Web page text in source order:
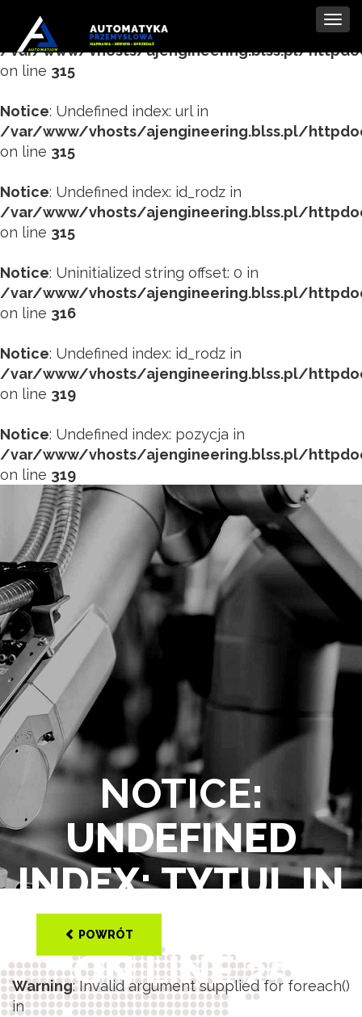
Notice: Undefined index: tytul in
/var/www/vhosts/ajengineering.blss.pl/
on line 315
Notice: Undefined index: url in
/var/www/vhosts/ajengineering.blss.pl/
on line 315
Notice: Undefined index: id_rodz in
/var/www/vhosts/ajengineering.blss.pl/
on line 315
Notice: Uninitialized string offset: 0 in
/var/www/vhosts/ajengineering.blss.pl/
on line 316
Notice: Undefined index: id_rodz in
/var/www/vhosts/ajengineering.blss.pl/
on line 319
Notice: Undefined index: pozycja in
/var/www/vhosts/ajengineering.blss.pl/
on line 319
NOTICE:
UNDEFINED
INDEX: TYTUL IN
/VAR/WWW/
ON LINE25
POWRÓT
Warning: Invalid argument supplied for foreach()
in